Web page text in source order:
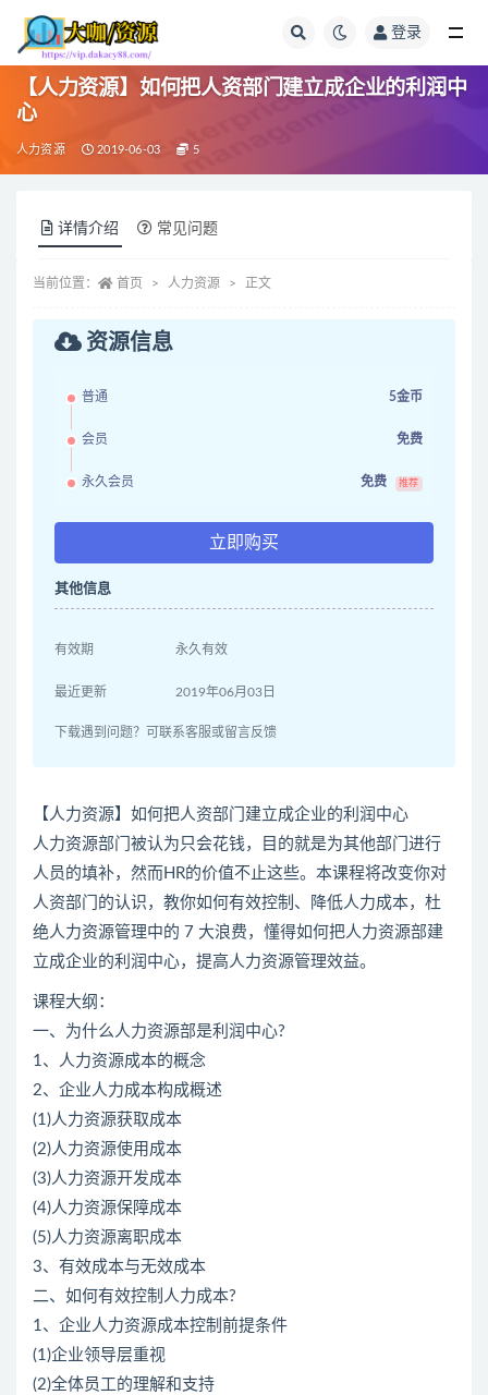
登录
【人力资源】如何把人资部门建立成企业的利润中
心
人力资源 2019-06-03 5
详情介绍 常见问题
当前位置： 首页 人力资源 正文
资源信息
普通 5金币
会员 免费
永久会员 免费 推荐
立即购买
其他信息
有效期 永久有效
最近更新 2019年06月03日
下载遇到问题？可联系客服或留言反馈
【人力资源】如何把人资部门建立成企业的利润中心
人力资源部门被认为只会花钱，目的就是为其他部门进行
人员的填补，然而HR的价值不止这些。本课程将改变你对
人资部门的认识，教你如何有效控制、降低人力成本，杜
绝人力资源管理中的 7 大浪费，懂得如何把人力资源部建
立成企业的利润中心，提高人力资源管理效益。
课程大纲：
一、为什么人力资源部是利润中心?
1、人力资源成本的概念
2、企业人力成本构成概述
(1)人力资源获取成本
(2)人力资源使用成本
(3)人力资源开发成本
(4)人力资源保障成本
(5)人力资源离职成本
3、有效成本与无效成本
二、如何有效控制人力成本?
1、企业人力资源成本控制前提条件
(1)企业领导层重视
(2)全体员工的理解和支持
全部